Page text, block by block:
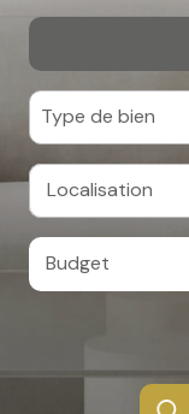
Type de bien
Budget